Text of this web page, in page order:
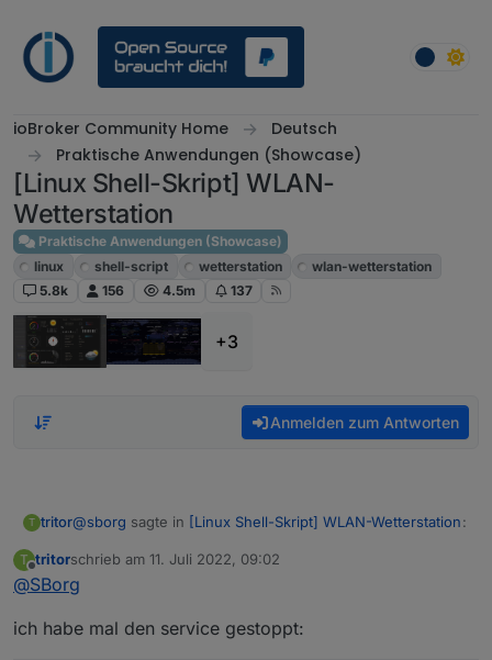
ioBroker Community Home
Deutsch
Praktische Anwendungen (Showcase)
[Linux Shell-Skript] WLAN-
Wetterstation
Praktische Anwendungen (Showcase)
linux
shell-script wetterstation
wlan-wetterstation
5.8k
156 4.5m 137
+3
Anmelden zum Antworten
T tritor@sborg sagte in [Linux Shell-Skript] WLAN-Wetterstation:
Hi,
T
Offline
tritorschrieb am 11. Juli 2022, 09:02
zuletzt editiert von
@SBorg
ich habe mal den service gestoppt: